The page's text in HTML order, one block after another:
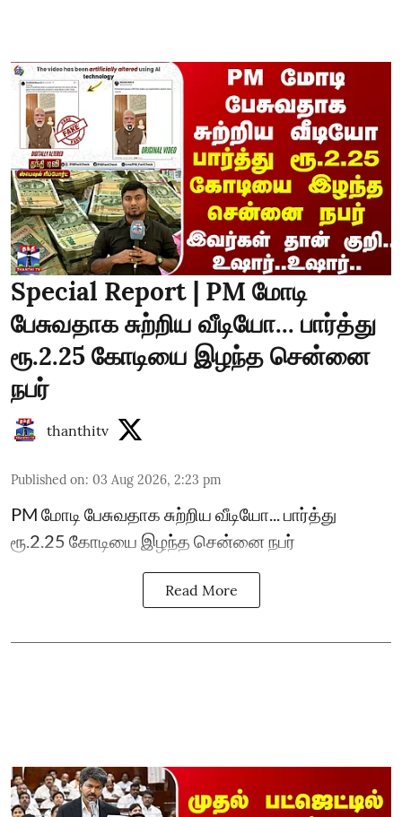
Special Report | PM மோடி
பேசுவதாக சுற்றிய வீடியோ... பார்த்து
ரூ.2.25 கோடியை இழந்த சென்னை
நபர்
thanthitv
Published on: 03 Aug 2026, 2:23 pm
PM மோடி பேசுவதாக சுற்றிய வீடியோ... பார்த்து
ரூ.2.25 கோடியை இழந்த சென்னை நபர்
Read More